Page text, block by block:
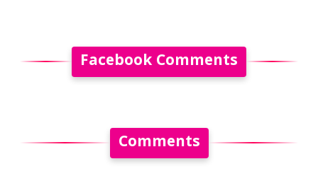
Facebook Comments
Comments